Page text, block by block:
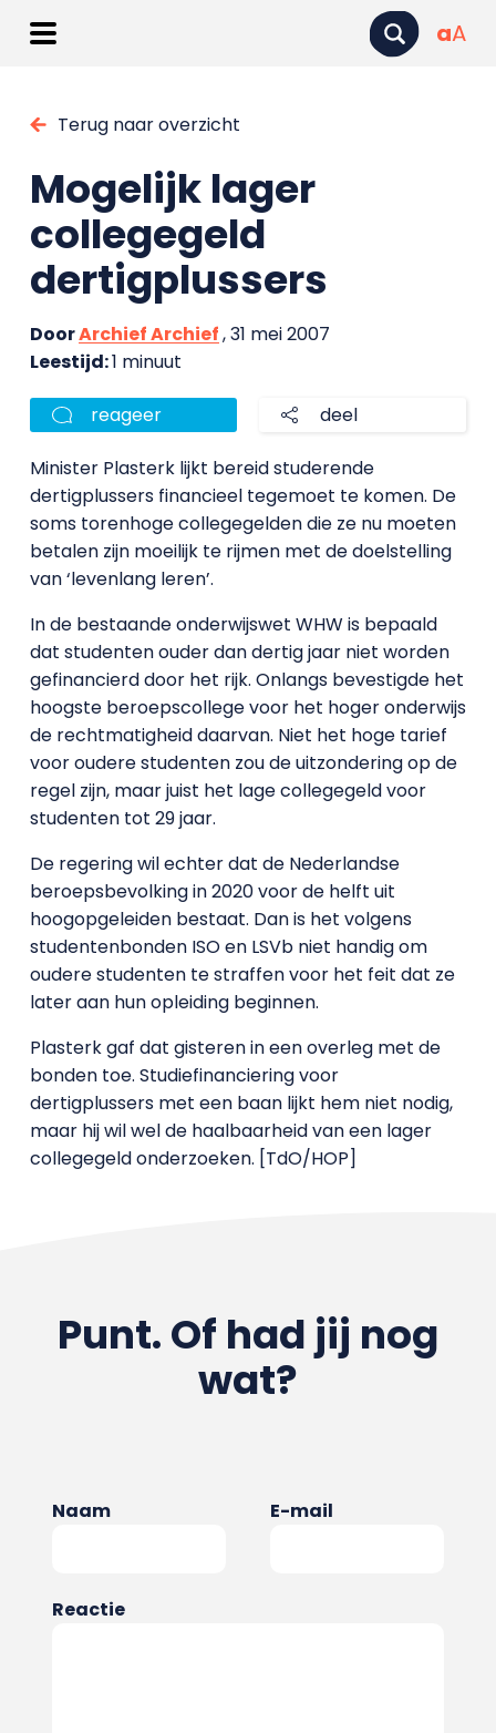
aA
Terug naar overzicht
Mogelijk lager
collegegeld
dertigplussers
DoorArchief Archief, 31 mei 2007
Leestijd:1 minuut
reageer deel
Minister Plasterk lijkt bereid studerende
dertigplussers financieel tegemoet te komen. De
soms torenhoge collegegelden die ze nu moeten
betalen zijn moeilijk te rijmen met de doelstelling
van ‘levenlang leren’.
In de bestaande onderwijswet WHW is bepaald
dat studenten ouder dan dertig jaar niet worden
gefinancierd door het rijk. Onlangs bevestigde het
hoogste beroepscollege voor het hoger onderwijs
de rechtmatigheid daarvan. Niet het hoge tarief
voor oudere studenten zou de uitzondering op de
regel zijn, maar juist het lage collegegeld voor
studenten tot 29 jaar.
De regering wil echter dat de Nederlandse
beroepsbevolking in 2020 voor de helft uit
hoogopgeleiden bestaat. Dan is het volgens
studentenbonden ISO en LSVb niet handig om
oudere studenten te straffen voor het feit dat ze
later aan hun opleiding beginnen.
Plasterk gaf dat gisteren in een overleg met de
bonden toe. Studiefinanciering voor
dertigplussers met een baan lijkt hem niet nodig,
maar hij wil wel de haalbaarheid van een lager
collegegeld onderzoeken. [TdO/HOP]
Punt. Of had jij nog
wat?
Naam E-mail
Reactie